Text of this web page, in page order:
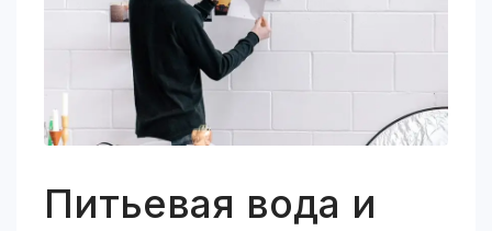
Питьевая вода и